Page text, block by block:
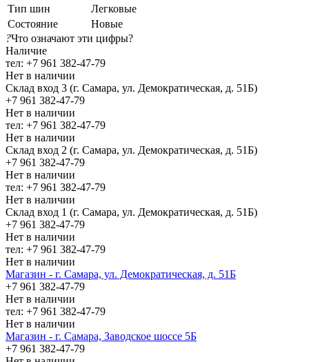
Тип шин
Легковые
Состояние
Новые
?Что означают эти цифры?
Наличие
тел: +7 961 382-47-79
Нет в наличии
Склад вход 3 (г. Самара, ул. Демократическая, д. 51Б)
+7 961 382-47-79
Нет в наличии
тел: +7 961 382-47-79
Нет в наличии
Склад вход 2 (г. Самара, ул. Демократическая, д. 51Б)
+7 961 382-47-79
Нет в наличии
тел: +7 961 382-47-79
Нет в наличии
Склад вход 1 (г. Самара, ул. Демократическая, д. 51Б)
+7 961 382-47-79
Нет в наличии
тел: +7 961 382-47-79
Нет в наличии
Магазин - г. Самара, ул. Демократическая, д. 51Б
+7 961 382-47-79
Нет в наличии
тел: +7 961 382-47-79
Нет в наличии
Магазин - г. Самара, Заводское шоссе 5Б
+7 961 382-47-79